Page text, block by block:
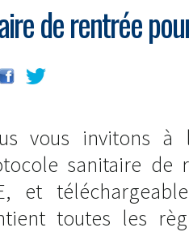
de rentrée
vous invitons à
sanitaire de
et
toutes les